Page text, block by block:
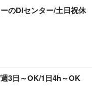
のDIセンター/土日祝休
3日～OK/1日4h～OK